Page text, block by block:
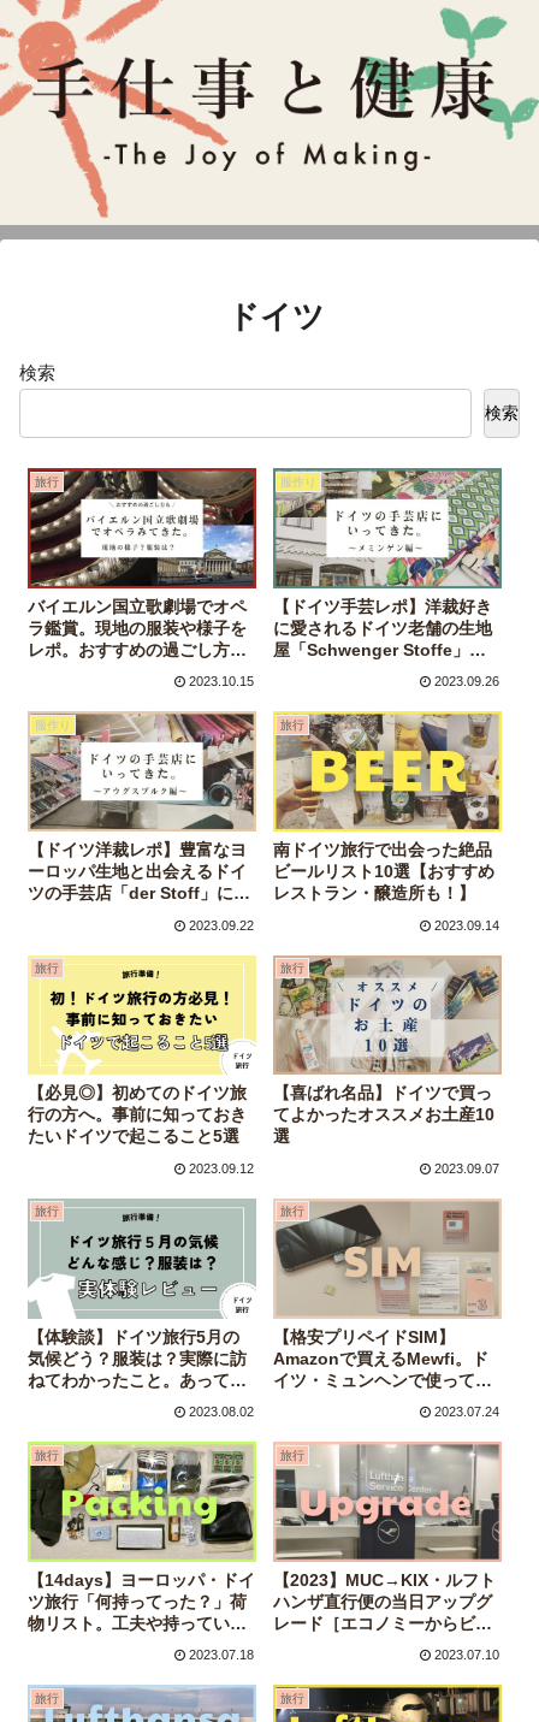
ドイツ
検索
検索
旅行
バイエルン国立歌劇場でオペ
ラ鑑賞。現地の服装や様子を
レポ。おすすめの過ごし方も
2023.10.15
服作り
【ドイツ手芸レポ】洋裁好き
に愛されるドイツ老舗の生地
屋「Schwenger Stoffe」に
行ってきた。-メミンゲン編-
2023.09.26
服作り
【ドイツ洋裁レポ】豊富なヨ
ーロッパ生地と出会えるドイ
ツの手芸店「der Stoff」に行
2023.09.22
旅行
南ドイツ旅行で出会った絶品
ビールリスト10選【おすすめ
レストラン・醸造所も！】
2023.09.14
旅行
【必見◎】初めてのドイツ旅
行の方へ。事前に知っておき
たいドイツで起こること5選
2023.09.12
旅行
【喜ばれ名品】ドイツで買っ
てよかったオススメお土産10
選
2023.09.07
旅行
【体験談】ドイツ旅行5月の
気候どう？服装は？実際に訪
ねてわかったこと。あってよ
かったアイテムもご紹介
2023.08.02
旅行
【格安プリペイドSIM】
Amazonで買えるMewfi。ド
イツ・ミュンヘンで使ってみ
た。使い方や注意点などレビ
2023.07.24
旅行
【14days】ヨーロッパ・ドイ
ツ旅行「何持ってった？」荷
物リスト。工夫や持っていっ
2023.07.18
旅行
【2023】MUC→KIX・ルフト
ハンザ直行便の当日アップグ
レード［エコノミーからビジ
ネス］料金は？手続き方法
2023.07.10
旅行 旅行